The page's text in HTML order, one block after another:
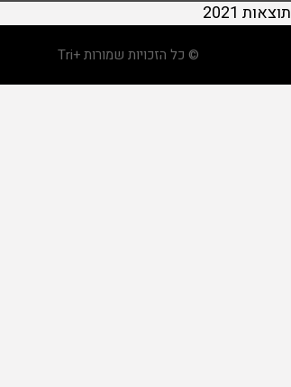
תוצאות 2021
© כל הזכויות שמורות +Tri